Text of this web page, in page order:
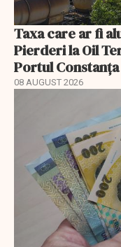
Taxa care ar fi
Pierderi la Oil
Portul Constanța
08 AUGUST 2026